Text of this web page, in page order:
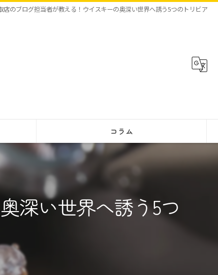
店のブログ担当者が教える！ウイスキーの奥深い世界へ誘う5つのトリビア
コラム
深い世界へ誘う5つ